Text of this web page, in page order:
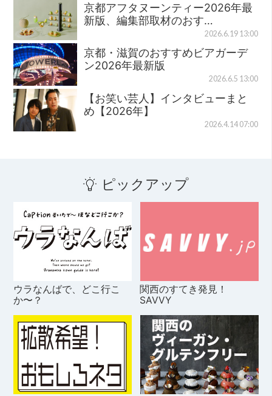
京都アフタヌーンティー2026年最
新版、編集部取材のおす…
2026.6.19 13:00
京都・滋賀のおすすめビアガーデ
ン2026年最新版
2026.6.5 13:00
【お笑い芸人】インタビューまと
め【2026年】
2026.4.14 07:00
ピックアップ
ウラなんばで、どこ行こ
か〜？
関西のすてき発見！
SAVVY